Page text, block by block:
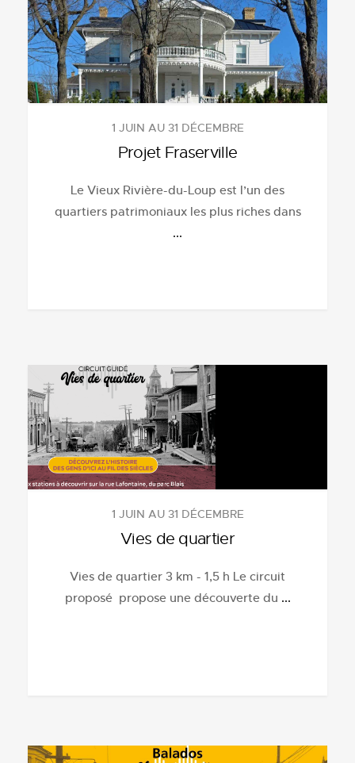
1 JUIN AU 31 DÉCEMBRE
Projet Fraserville
Le Vieux Rivière-du-Loup est l’un des
quartiers patrimoniaux les plus riches dans
...
1 JUIN AU 31 DÉCEMBRE
Vies de quartier
Vies de quartier 3 km - 1,5 h Le circuit
proposé propose une découverte du ...